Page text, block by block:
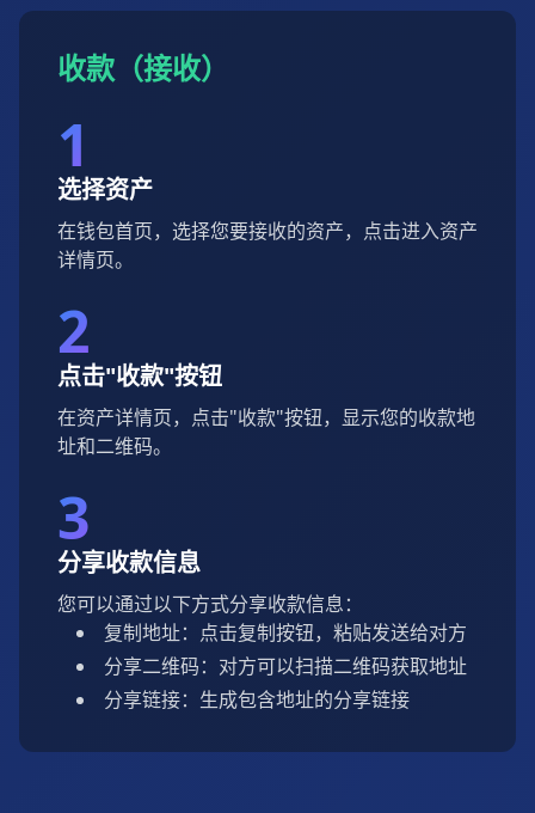
收款（接收）
1
选择资产
在钱包首页，选择您要接收的资产，点击进入资产
详情页。
2
点击"收款"按钮
在资产详情页，点击"收款"按钮，显示您的收款地
址和二维码。
3
分享收款信息
您可以通过以下方式分享收款信息：
复制地址：点击复制按钮，粘贴发送给对方
分享二维码：对方可以扫描二维码获取地址
分享链接：生成包含地址的分享链接